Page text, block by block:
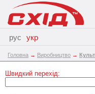
рус укр
Головна → Виробництво →
Швидкий перехід: